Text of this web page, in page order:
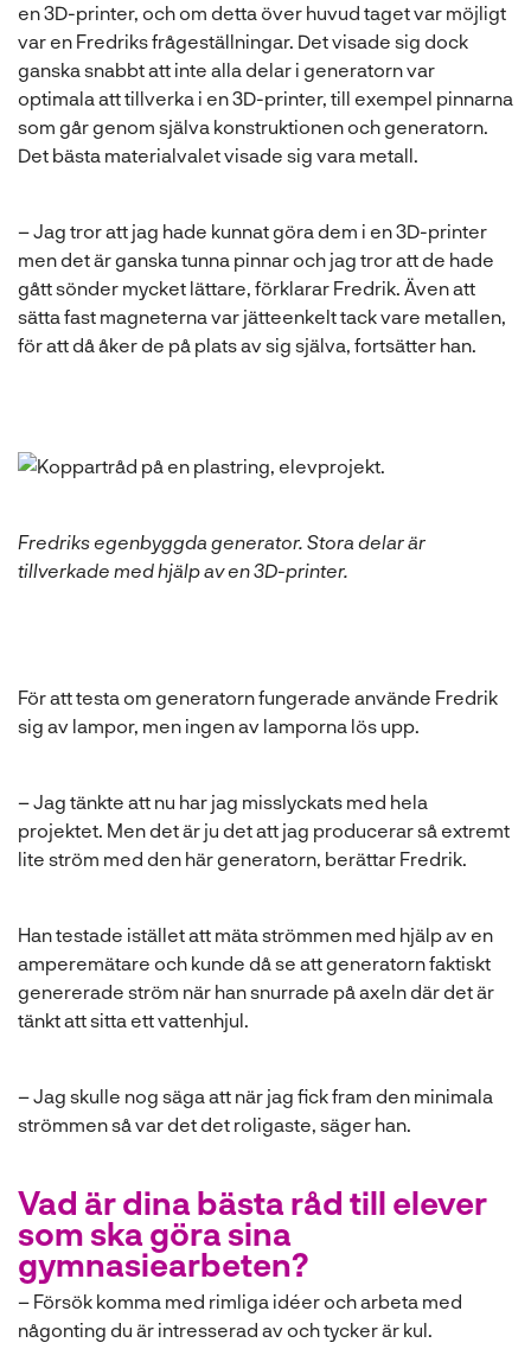
en 3D-printer, och om detta över huvud taget var möjligt
var en Fredriks frågeställningar. Det visade sig dock
ganska snabbt att inte alla delar i generatorn var
optimala att tillverka i en 3D-printer, till exempel pinnarna
som går genom själva konstruktionen och generatorn.
Det bästa materialvalet visade sig vara metall.
– Jag tror att jag hade kunnat göra dem i en 3D-printer
men det är ganska tunna pinnar och jag tror att de hade
gått sönder mycket lättare, förklarar Fredrik. Även att
sätta fast magneterna var jätteenkelt tack vare metallen,
för att då åker de på plats av sig själva, fortsätter han.
Fredriks egenbyggda generator. Stora delar är
tillverkade med hjälp av en 3D-printer.
För att testa om generatorn fungerade använde Fredrik
sig av lampor, men ingen av lamporna lös upp.
– Jag tänkte att nu har jag misslyckats med hela
projektet. Men det är ju det att jag producerar så extremt
lite ström med den här generatorn, berättar Fredrik.
Han testade istället att mäta strömmen med hjälp av en
amperemätare och kunde då se att generatorn faktiskt
genererade ström när han snurrade på axeln där det är
tänkt att sitta ett vattenhjul.
– Jag skulle nog säga att när jag fick fram den minimala
strömmen så var det det roligaste, säger han.
Vad är dina bästa råd till elever
som ska göra sina
gymnasiearbeten?
– Försök komma med rimliga idéer och arbeta med
någonting du är intresserad av och tycker är kul.